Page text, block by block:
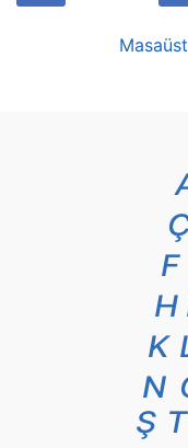
F
H
K
N
Ş T